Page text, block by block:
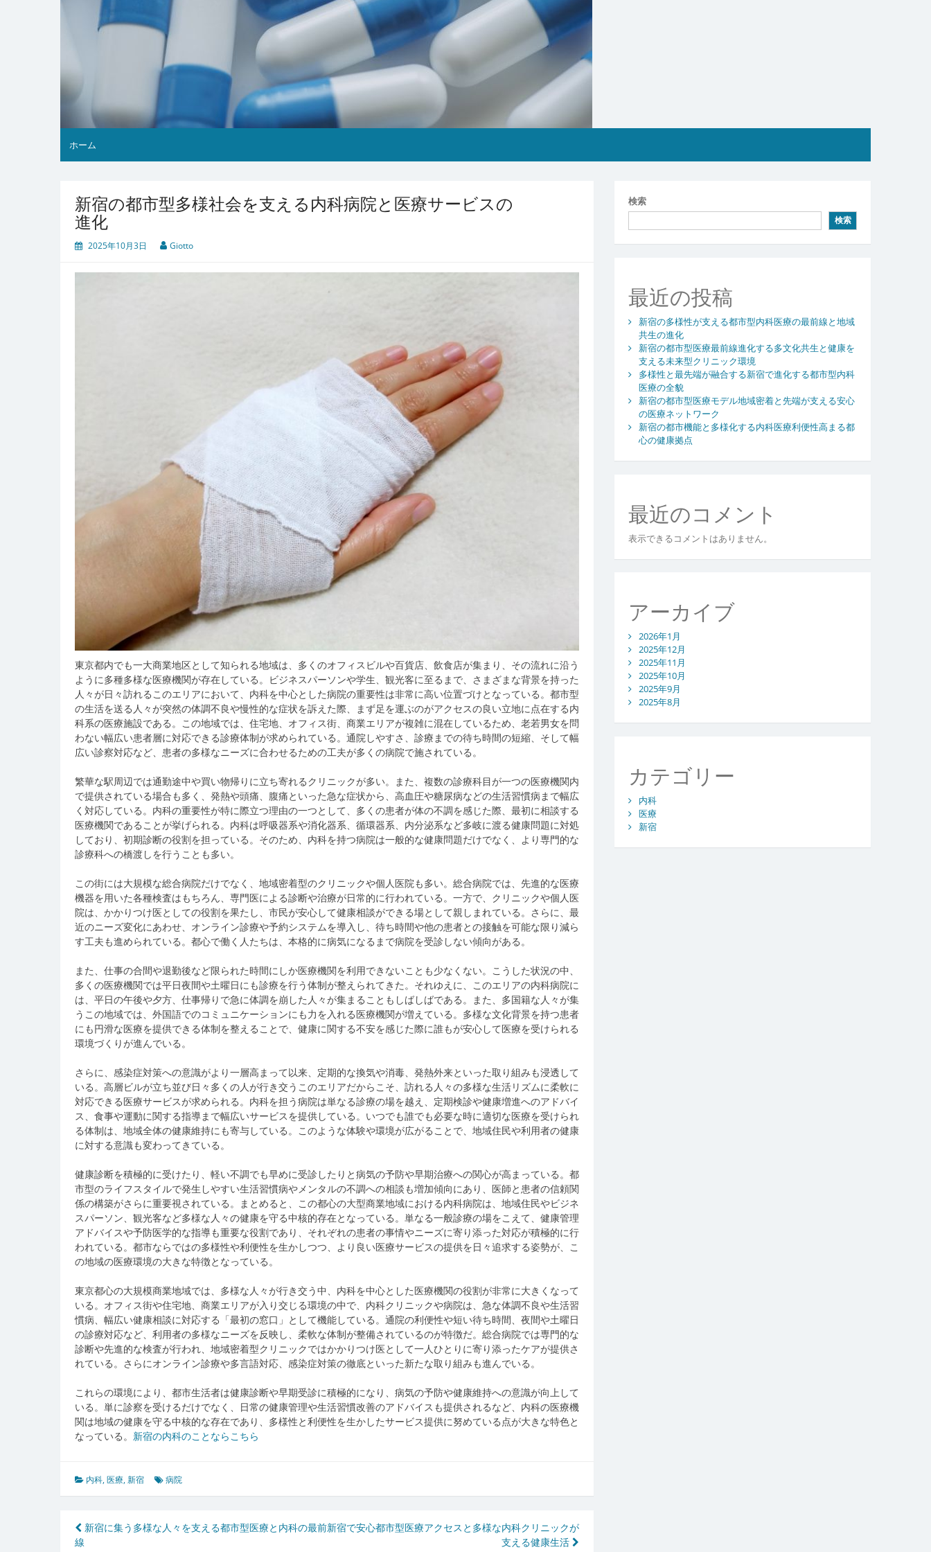
ホーム
新宿の都市型多様社会を支える内科病院と医療サービスの
進化
2025年10月3日 Giotto
東京都内でも一大商業地区として知られる地域は、多くのオフィスビルや百貨店、飲食店が集まり、その流れに沿う
ように多種多様な医療機関が存在している。 ビジネスパーソンや学生、観光客に至るまで、さまざまな背景を持った
人々が日々訪れるこのエリアにおいて、内科を中心とした病院の重要性は非常に高い位置づけとなっている。都市型
の生活を送る人々が突然の体調不良や慢性的な症状を訴えた際、まず足を運ぶのがアクセスの良い立地に点在する内
科系の医療施設である。この地域では、住宅地、オフィス街、商業エリアが複雑に混在しているため、老若男女を問
わない幅広い患者層に対応できる診療体制が求められている。通院しやすさ、診療までの待ち時間の短縮、そして幅
広い診察対応など、患者の多様なニーズに合わせるための工夫が多くの病院で施されている。
繁華な駅周辺では通勤途中や買い物帰りに立ち寄れるクリニックが多い。また、複数の診療科目が一つの医療機関内
で提供されている場合も多く、発熱や頭痛、腹痛といった急な症状から、高血圧や糖尿病などの生活習慣病まで幅広
く対応している。内科の重要性が特に際立つ理由の一つとして、多くの患者が体の不調を感じた際、最初に相談する
医療機関であることが挙げられる。内科は呼吸器系や消化器系、循環器系、内分泌系など多岐に渡る健康問題に対処
しており、初期診断の役割を担っている。そのため、内科を持つ病院は一般的な健康問題だけでなく、より専門的な
診療科への橋渡しを行うことも多い。
この街には大規模な総合病院だけでなく、地域密着型のクリニックや個人医院も多い。総合病院では、先進的な医療
機器を用いた各種検査はもちろん、専門医による診断や治療が日常的に行われている。一方で、クリニックや個人医
院は、かかりつけ医としての役割を果たし、市民が安心して健康相談ができる場として親しまれている。さらに、最
近のニーズ変化にあわせ、オンライン診療や予約システムを導入し、待ち時間や他の患者との接触を可能な限り減ら
す工夫も進められている。都心で働く人たちは、本格的に病気になるまで病院を受診しない傾向がある。
また、仕事の合間や退勤後など限られた時間にしか医療機関を利用できないことも少なくない。こうした状況の中、
多くの医療機関では平日夜間や土曜日にも診療を行う体制が整えられてきた。それゆえに、このエリアの内科病院に
は、平日の午後や夕方、仕事帰りで急に体調を崩した人々が集まることもしばしばである。また、多国籍な人々が集
うこの地域では、外国語でのコミュニケーションにも力を入れる医療機関が増えている。多様な文化背景を持つ患者
にも円滑な医療を提供できる体制を整えることで、健康に関する不安を感じた際に誰もが安心して医療を受けられる
環境づくりが進んでいる。
さらに、感染症対策への意識がより一層高まって以来、定期的な換気や消毒、発熱外来といった取り組みも浸透して
いる。高層ビルが立ち並び日々多くの人が行き交うこのエリアだからこそ、訪れる人々の多様な生活リズムに柔軟に
対応できる医療サービスが求められる。内科を担う病院は単なる診療の場を越え、定期検診や健康増進へのアドバイ
ス、食事や運動に関する指導まで幅広いサービスを提供している。いつでも誰でも必要な時に適切な医療を受けられ
る体制は、地域全体の健康維持にも寄与している。このような体験や環境が広がることで、地域住民や利用者の健康
に対する意識も変わってきている。
健康診断を積極的に受けたり、軽い不調でも早めに受診したりと病気の予防や早期治療への関心が高まっている。都
市型のライフスタイルで発生しやすい生活習慣病やメンタルの不調への相談も増加傾向にあり、医師と患者の信頼関
係の構築がさらに重要視されている。まとめると、この都心の大型商業地域における内科病院は、地域住民やビジネ
スパーソン、観光客など多様な人々の健康を守る中核的存在となっている。単なる一般診療の場をこえて、健康管理
アドバイスや予防医学的な指導も重要な役割であり、それぞれの患者の事情やニーズに寄り添った対応が積極的に行
われている。都市ならではの多様性や利便性を生かしつつ、より良い医療サービスの提供を日々追求する姿勢が、こ
の地域の医療環境の大きな特徴となっている。
東京都心の大規模商業地域では、多様な人々が行き交う中、内科を中心とした医療機関の役割が非常に大きくなって
いる。オフィス街や住宅地、商業エリアが入り交じる環境の中で、内科クリニックや病院は、急な体調不良や生活習
慣病、幅広い健康相談に対応する「最初の窓口」として機能している。通院の利便性や短い待ち時間、夜間や土曜日
の診療対応など、利用者の多様なニーズを反映し、柔軟な体制が整備されているのが特徴だ。総合病院では専門的な
診断や先進的な検査が行われ、地域密着型クリニックではかかりつけ医として一人ひとりに寄り添ったケアが提供さ
れている。さらにオンライン診療や多言語対応、感染症対策の徹底といった新たな取り組みも進んでいる。
これらの環境により、都市生活者は健康診断や早期受診に積極的になり、病気の予防や健康維持への意識が向上して
いる。単に診察を受けるだけでなく、日常の健康管理や生活習慣改善のアドバイスも提供されるなど、内科の医療機
関は地域の健康を守る中核的な存在であり、多様性と利便性を生かしたサービス提供に努めている点が大きな特色と
なっている。 新宿の内科のことならこちら
内科,医療,新宿 病院
投新宿に集う多様な人々を支える都市型医療と内科の最前
線
新宿で安心都市型医療アクセスと多様な内科クリニックが
支える健康生活
検索
検索
最近の投稿
新宿の多様性が支える都市型内科医療の最前線と地域
共生の進化
新宿の都市型医療最前線進化する多文化共生と健康を
支える未来型クリニック環境
多様性と最先端が融合する新宿で進化する都市型内科
医療の全貌
新宿の都市型医療モデル地域密着と先端が支える安心
の医療ネットワーク
新宿の都市機能と多様化する内科医療利便性高まる都
心の健康拠点
最近のコメント
表示できるコメントはありません。
アーカイブ
2026年1月
2025年12月
2025年11月
2025年10月
2025年9月
2025年8月
カテゴリー
内科
医療
新宿